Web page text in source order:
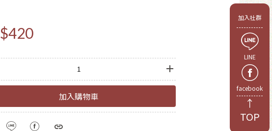
加入社群
LINE
facebook
↑
TOP
$420
加入購物車